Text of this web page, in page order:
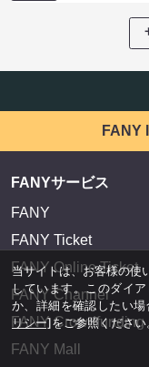
FANY
FANYサービス
FANY
FANY Ticket
FANY Online Ticket
FANY Channel
FANY Crowdfunding
FANY Mall
当サイトは、お客様の使
しています。このダイ
か、詳細を確認したい場
リシー]をご参照ください